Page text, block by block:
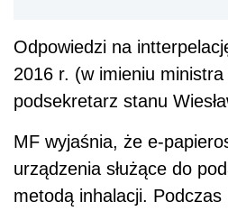
Odpowiedzi na
2016 r. (w imieniu
podsekretarz stanu
MF wyjaśnia, że e-
urządzenia służące do
metodą inhalacji.